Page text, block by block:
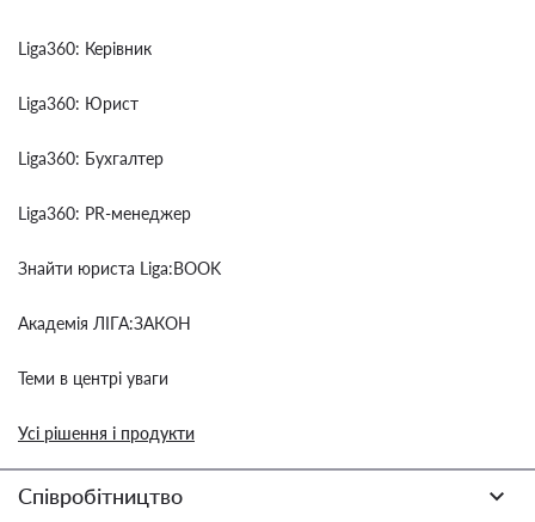
Liga360: Керівник
Liga360: Юрист
Liga360: Бухгалтер
Liga360: PR-менеджер
Знайти юриста Liga:BOOK
Академія ЛІГА:ЗАКОН
Теми в центрі уваги
Усі рішення і продукти
Співробітництво